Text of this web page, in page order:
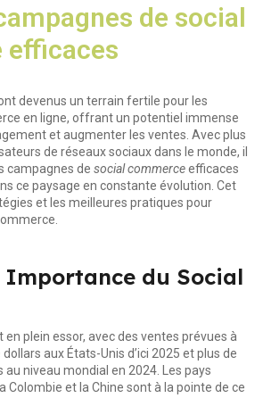
de social
efficaces
devenus un terrain fertile pour les
en ligne, offrant un potentiel immense
et augmenter les ventes. Avec plus
de réseaux sociaux dans le monde, il
campagnes desocial commerceefficaces
ce paysage en constante évolution. Cet
et les meilleures pratiques pour
Importance du Social
en plein essor, avec des ventes prévues à
aux États-Unis d’ici 2025 et plus de
au niveau mondial en 2024. Les pays
Colombie et la Chine sont à la pointe de ce